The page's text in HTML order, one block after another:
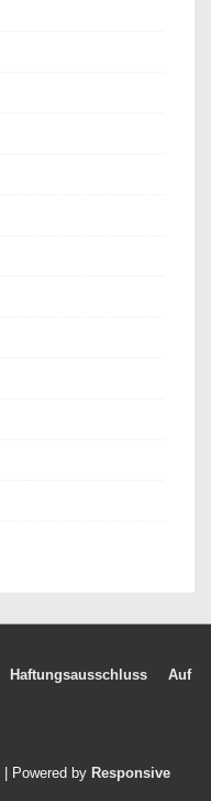
Haftungsausschluss
Auf
| Powered by Responsive